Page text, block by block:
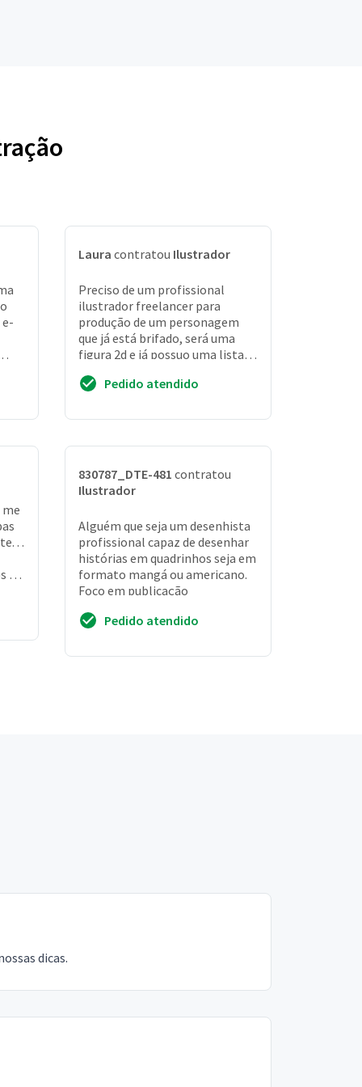
Laura contratou Ilustrador
Preciso de um profissional
ilustrador freelancer para
produção de um personagem
que já está brifado, será uma
figura 2d e já possuo uma lista
necessariamente prec...
Pedido atendido
. .
(
830787_DTE-481 contratou
Ilustrador
Alguém que seja um desenhista
profissional capaz de desenhar
histórias em quadrinhos seja em
formato mangá ou americano.
Foco em publicação
Pedido atendido
dicas.